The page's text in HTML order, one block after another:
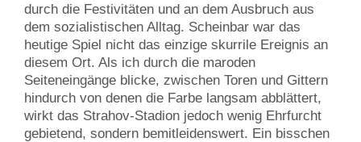
durch die Festivitäten und an dem Ausbruch aus
dem sozialistischen Alltag. Scheinbar war das
heutige Spiel nicht das einzige skurrile Ereignis an
diesem Ort. Als ich durch die maroden
Seiteneingänge blicke, zwischen Toren und Gittern
hindurch von denen die Farbe langsam abblättert,
wirkt das Strahov-Stadion jedoch wenig Ehrfurcht
gebietend, sondern bemitleidenswert. Ein bisschen